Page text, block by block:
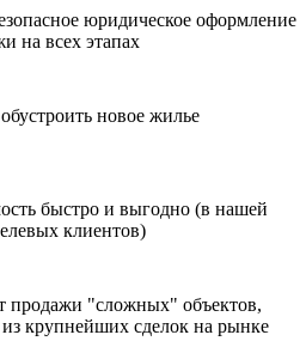
юридическое оформление
на всех этапах
новое жилье
быстро и выгодно (в нашей
клиентов)
"сложных" объектов,
крупнейших сделок на рынке